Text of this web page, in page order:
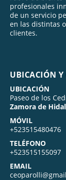
profesionales
de un servicio
en las distintas
clientes.
UBICACIÓN Y
UBICACIÓN
Paseo de los
Zamora de
MÓVIL
+523515480476
TELÉFONO
+523515155097
EMAIL